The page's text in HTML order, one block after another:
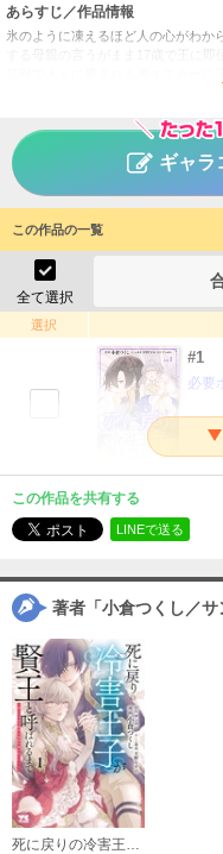
あらすじ／作品情報
氷のように凍えるほど人の心がわか
する母親の言うがまま17歳で王に
れたと思った瞬間、ディートリヒの
ダリアの気まぐれな奇跡なのかもし
リットを幸せにしたい。前の人生で
そ、わざと冷たく接して彼女を遠ざ
ても優しさを貫いてくれた。斬首
捧げてくれていた。今度こそ間違え
もに幸せをつかむ！ のちに“賢王”
タイトル
死に戻りの
用な侯爵令嬢
作者 小倉つくし／
女性／恋愛・
どこでもヤン
秋田書店
ギャラ
この作品の一覧
全て選択
選択
#1
必要
必要
この作品を共有する
LINEで送る
著者「小倉つくし／
死に戻りの冷害王子が賢王と呼ばれるまで～導いたのは不器用な侯爵令嬢の祈りでした～